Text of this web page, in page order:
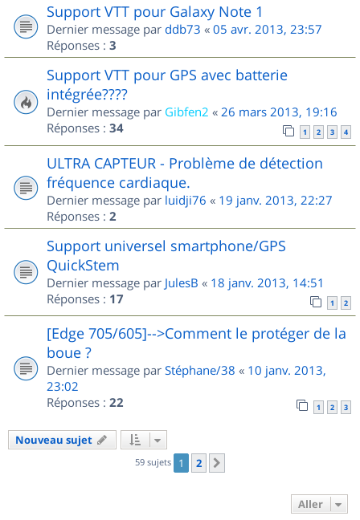
Support VTT pour Galaxy Note 1
Dernier message par ddb73 « 05 avr. 2013, 23:57
Réponses : 3
Support VTT pour GPS avec batterie
intégrée????
Dernier message par Gibfen2 « 26 mars 2013, 19:16
Réponses : 34 1 2 3 4
ULTRA CAPTEUR - Problème de détection
fréquence cardiaque.
Dernier message par luidji76 « 19 janv. 2013, 22:27
Réponses : 2
Support universel smartphone/GPS
QuickStem
Dernier message par JulesB « 18 janv. 2013, 14:51
Réponses : 17 1 2
[Edge 705/605]-->Comment le protéger de la
boue ?
Dernier message par Stéphane/38 « 10 janv. 2013,
23:02
Réponses : 22 1 2 3
Nouveau sujet
59 sujets 1 2
Aller